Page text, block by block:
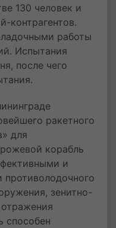
130 человек и
контрагентов.
работы
Испытания
после чего
ракетного
для
корабль
и
зенитно-
способен